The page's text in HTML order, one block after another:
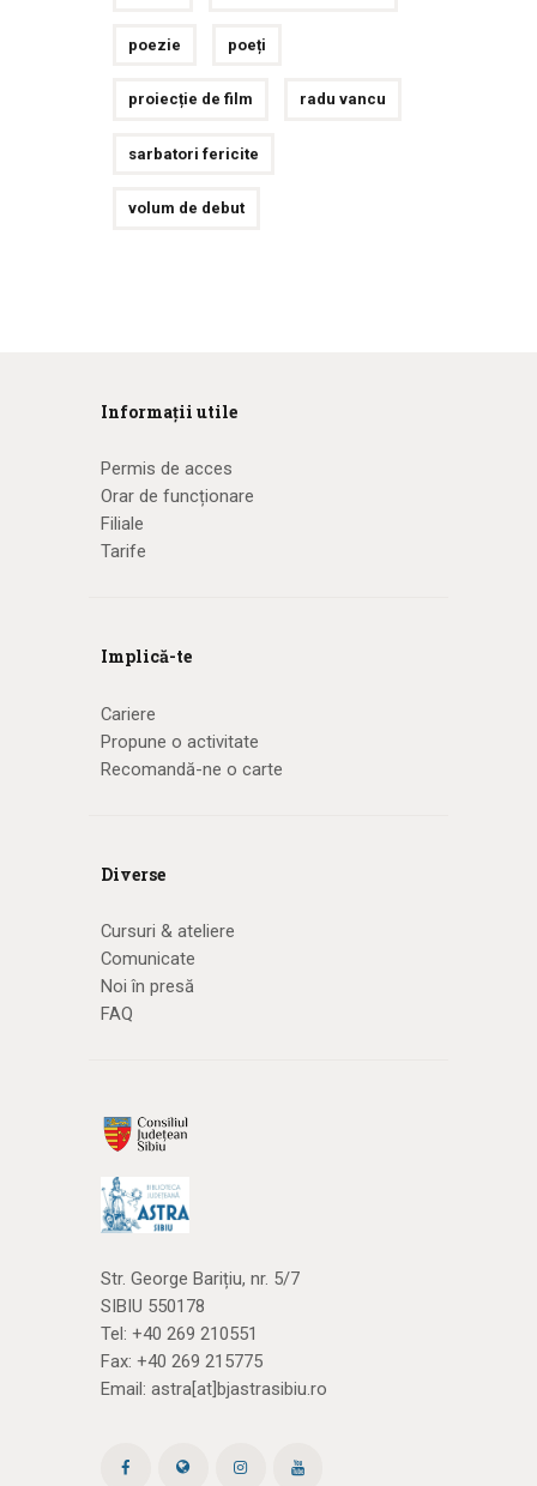
poezie poeți
proiecție de film radu vancu
sarbatori fericite
volum de debut
Informații utile
Permis de acces
Orar de funcționare
Filiale
Tarife
Implică-te
Cariere
Propune o activitate
Recomandă-ne o carte
Diverse
Cursuri & ateliere
Comunicate
Noi în presă
FAQ
Str. George Barițiu, nr. 5/7
SIBIU 550178
Tel: +40 269 210551
Fax: +40 269 215775
Email: astra[at]bjastrasibiu.ro